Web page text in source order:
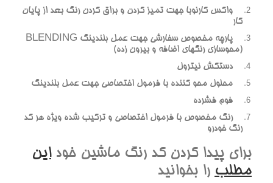
واکس کارنوبا جهت تميز کردن و براق کردن رنگ بعد از پايان
کار
پارچه مخصوص سفارشي جهت عمل بلندينگ BLENDING
(محوسازي رنگهاي اضافه و بيرون زده)
دستکش نيترول
محلول محو کننده با فرمول اختصاصي جهت عمل بلندينگ
فوم فشرده
رنگ مخصوص با فرمول اختصاصي و ترکيب شده ويژه هر کد
رنگ خودرو
براي پيدا کردن کد رنگ ماشين خوداين
مطلب را بخوانيد